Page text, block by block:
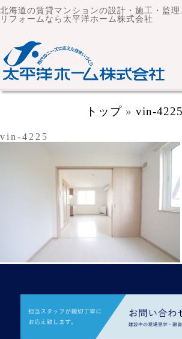
北海道の賃貸マンションの設計・施工・監理
リフォームなら太平洋ホーム株式会社
トップ» vin-4225
vin-4225